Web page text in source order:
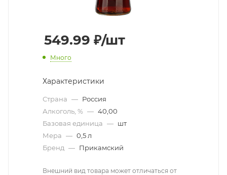
549.99 ₽/шт
Много
Характеристики
Страна — Россия
Алкоголь, % — 40,00
Базовая единица — шт
Мера — 0,5 л
Бренд — Прикамский
Внешний вид товара может отличаться от